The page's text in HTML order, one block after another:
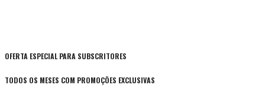
OFERTA ESPECIAL PARA SUBSCRITORES
TODOS OS MESES COM PROMOÇÕES EXCLUSIVAS